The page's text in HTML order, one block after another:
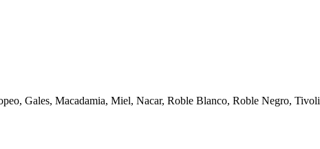
Gales, Macadamia, Miel, Nacar, Roble Blanco, Roble Negro, Tivoli